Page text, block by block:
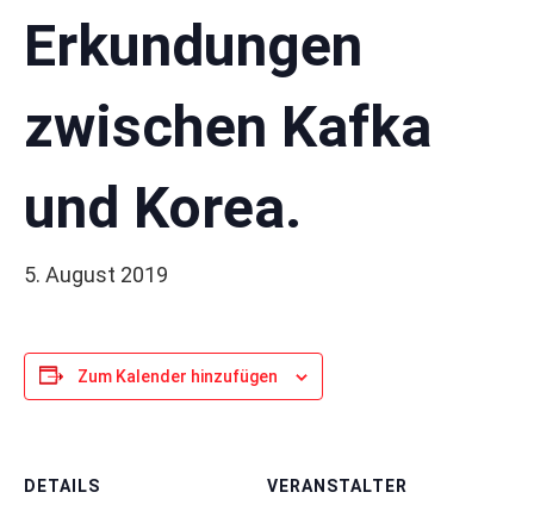
Erkundungen
zwischen Kafka
und Korea.
5. August 2019
Zum Kalender hinzufügen
DETAILS VERANSTALTER